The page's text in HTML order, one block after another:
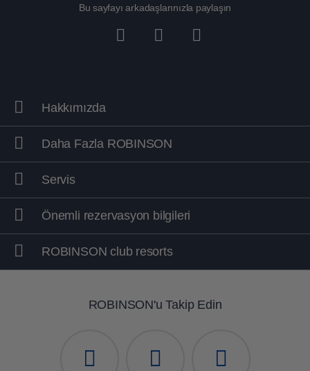
Tatil köyü formatı
Tesisinizi bulun
Bu sayfayı arkadaşlarınızla paylaşın
Hakkımızda
Daha Fazla ROBINSON
Servis
Önemli rezervasyon bilgileri
ROBINSON club resorts
ROBINSON'u Takip Edin